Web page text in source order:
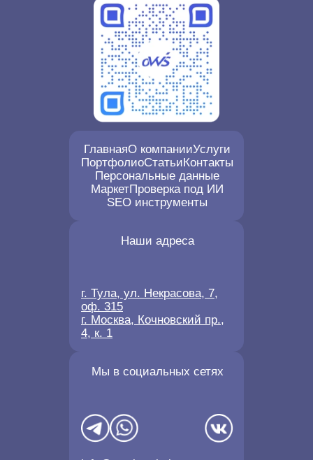
ГлавнаяО компанииУслуги
ПортфолиоСтатьиКонтакты
Персональные данные
МаркетПроверка под ИИ
SEO инструменты
Мы в социальных сетях
Наши адреса
г. Тула, ул. Некрасова, 7,
оф. 315
г. Москва, Кочновский пр.,
4, к. 1